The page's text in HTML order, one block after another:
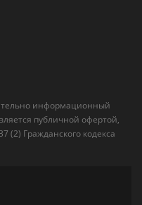
информационный
публичной офертой,
(2) Гражданского кодекса